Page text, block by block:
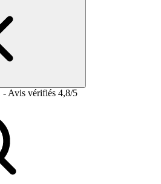
- Avis vérifiés 4,8/5